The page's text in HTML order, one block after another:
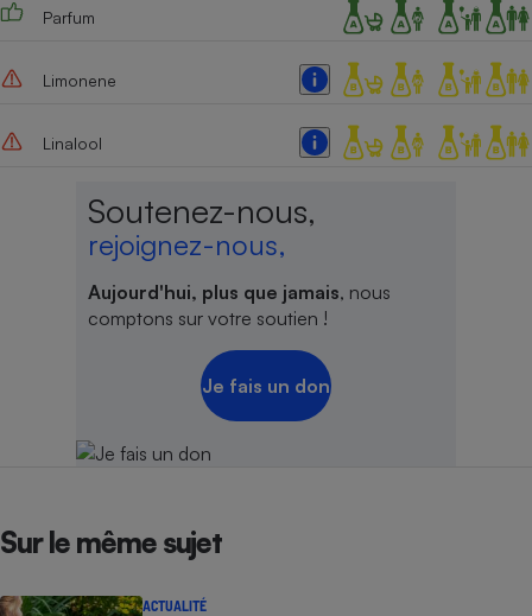
Parfum
Limonene
Linalool
Soutenez-nous,
rejoignez-nous,
Aujourd'hui, plus que jamais, nous
comptons sur votre soutien !
Je fais un don
Sur le même sujet
ACTUALITÉ